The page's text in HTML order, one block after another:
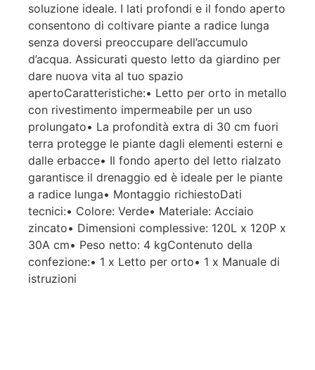
soluzione ideale. I lati profondi e il fondo aperto
consentono di coltivare piante a radice lunga
senza doversi preoccupare dell’accumulo
d’acqua. Assicurati questo letto da giardino per
dare nuova vita al tuo spazio
apertoCaratteristiche:• Letto per orto in metallo
con rivestimento impermeabile per un uso
prolungato• La profondità extra di 30 cm fuori
terra protegge le piante dagli elementi esterni e
dalle erbacce• Il fondo aperto del letto rialzato
garantisce il drenaggio ed è ideale per le piante
a radice lunga• Montaggio richiestoDati
tecnici:• Colore: Verde• Materiale: Acciaio
zincato• Dimensioni complessive: 120L x 120P x
30A cm• Peso netto: 4 kgContenuto della
confezione:• 1 x Letto per orto• 1 x Manuale di
istruzioni